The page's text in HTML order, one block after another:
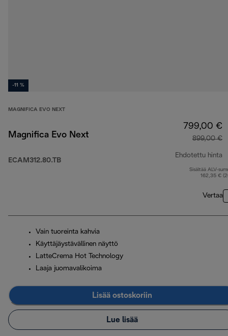
-11 %
MAGNIFICA EVO NEXT
Magnifica Evo Next
ECAM312.80.TB
799,00 €
899,00 €
Ehdotettu hinta
Sisältää ALV-
162,35 €
Vertaa
Vain tuoreinta kahvia
Käyttäjäystävällinen näyttö
LatteCrema Hot Technology
Laaja juomavalikoima
Lisää ostoskoriin
Lue lisää